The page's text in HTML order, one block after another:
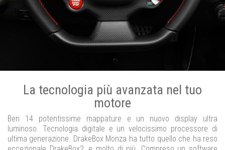
La tecnologia più avanzata nel tuo
motore
Ben 14 potentissime mappature e un nuovo display ultra
luminoso. Tecnologia digitale e un velocissimo processore di
ultima generazione. DrakeBox Monza ha tutto quello che ha reso